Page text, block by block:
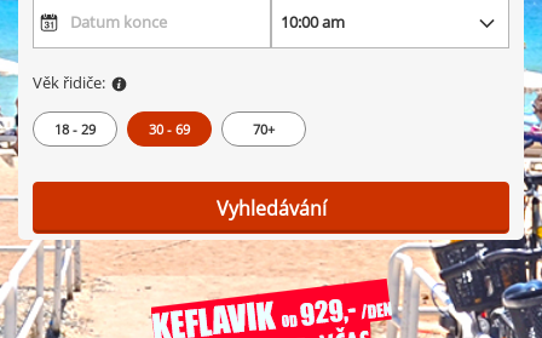
Věk řidiče:
18 - 29 30 - 69 70+
Vyhledávání